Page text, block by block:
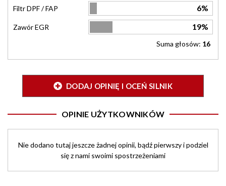
Filtr DPF / FAP 6%
Zawór EGR 19%
Suma głosów: 16
DODAJ OPINIĘ I OCEŃ SILNIK
OPINIE UŻYTKOWNIKÓW
Nie dodano tutaj jeszcze żadnej opinii, bądź pierwszy i podziel
się z nami swoimi spostrzeżeniami